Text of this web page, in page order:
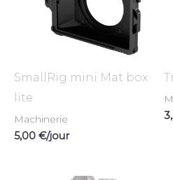
SmallRig mini Mat box
lite
Machinerie
5,00 €/jour